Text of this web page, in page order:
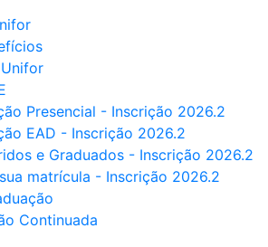
Presencial - Inscrição 2026.2
EAD - Inscrição 2026.2
e Graduados - Inscrição 2026.2
matrícula - Inscrição 2026.2
Continuada